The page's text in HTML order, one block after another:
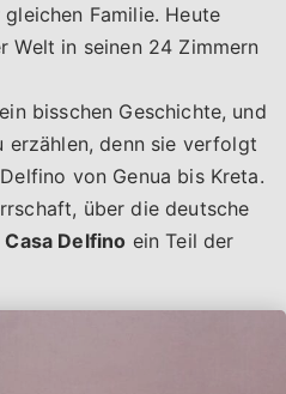
Familie. Heute
Welt in seinen 24 Zimmern
bisschen Geschichte, und
erzählen, denn sie verfolgt
von Genua bis Kreta.
über die deutsche
Casa Delfino ein Teil der